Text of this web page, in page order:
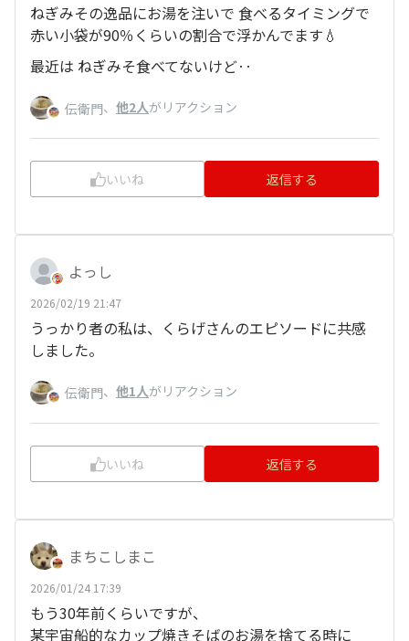
ねぎみその逸品にお湯を注いで 食べるタイミングで
赤い小袋が90％くらいの割合で浮かんでます💧
最近は ねぎみそ食べてないけど‥
伝衛門、 他2人がリアクション
いいね 返信する
よっし
2026/02/19 21:47
うっかり者の私は、くらげさんのエピソードに共感
しました。
伝衛門、 他1人がリアクション
いいね 返信する
まちこしまこ
2026/01/24 17:39
もう30年前くらいですが、
某宇宙船的なカップ焼きそばのお湯を捨てる時に